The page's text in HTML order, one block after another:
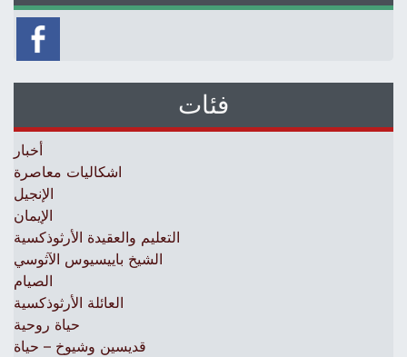
فئات
أخبار
اشكاليات معاصرة
الإنجيل
الإيمان
التعليم والعقيدة الأرثوذكسية
الشيخ باييسيوس الآثوسي
الصيام
العائلة الأرثوذكسية
حياة روحية
قديسين وشيوخ – حياة